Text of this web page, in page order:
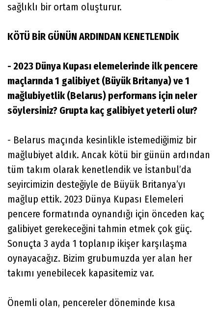
sağlıklı bir ortam oluşturur.
KÖTÜ BİR GÜNÜN ARDINDAN KENETLENDİK
- 2023 Dünya Kupası elemelerinde ilk pencere
maçlarında 1 galibiyet (Büyük Britanya) ve 1
mağlubiyetlik (Belarus) performans için neler
söylersiniz? Grupta kaç galibiyet yeterli olur?
- Belarus maçında kesinlikle istemediğimiz bir
mağlubiyet aldık. Ancak kötü bir günün ardından
tüm takım olarak kenetlendik ve İstanbul’da
seyircimizin desteğiyle de Büyük Britanya’yı
mağlup ettik. 2023 Dünya Kupası Elemeleri
pencere formatında oynandığı için önceden kaç
galibiyet gerekeceğini tahmin etmek çok güç.
Sonuçta 3 ayda 1 toplanıp ikişer karşılaşma
oynayacağız. Bizim grubumuzda yer alan her
takımı yenebilecek kapasitemiz var.
Önemli olan, pencereler döneminde kısa